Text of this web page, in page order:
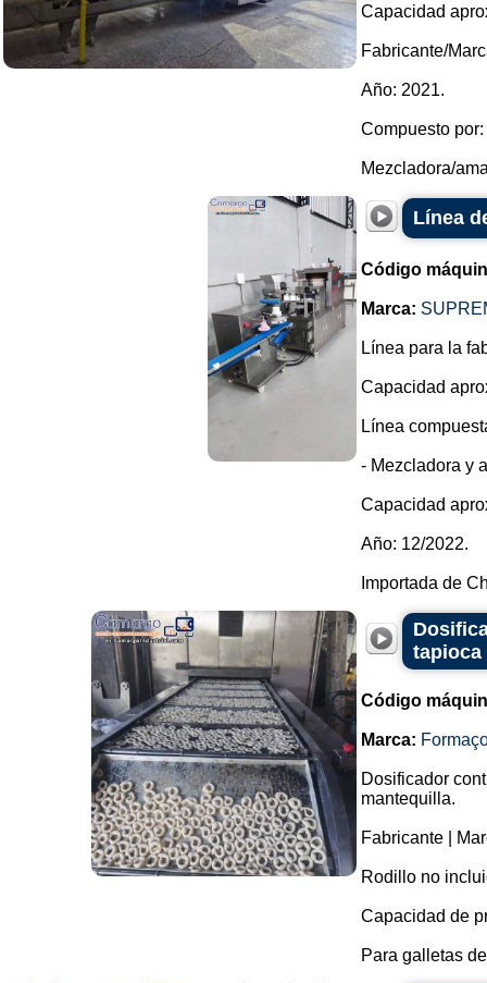
Capacidad
Fabricante/
Año: 2021.
Compuesto por:
Mezcladora/
Línea
Código
Marca:
Línea para la
Capacidad
Línea
- Mezcladora y
Capacidad
Año: 12/2022.
Importada de
tapioca
Código
Marca:
Dosificador
mantequilla.
Fabricante |
Rodillo no
Capacidad de
Para galletas